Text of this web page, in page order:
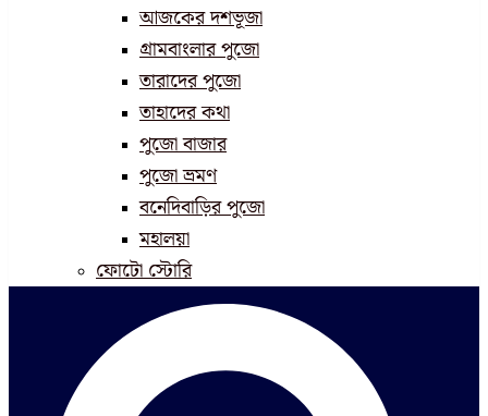
আজকের দশভূজা
গ্রামবাংলার পুজো
তারাদের পুজো
তাহাদের কথা
পুজো বাজার
পুজো ভ্রমণ
বনেদিবাড়ির পুজো
মহালয়া
ফোটো স্টোরি